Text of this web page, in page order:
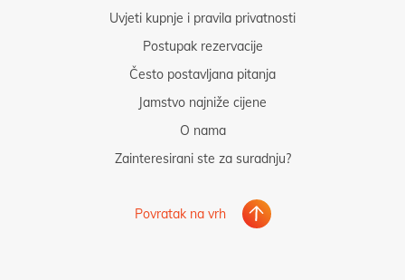
Uvjeti kupnje i pravila privatnosti
Postupak rezervacije
Često postavljana pitanja
Jamstvo najniže cijene
O nama
Zainteresirani ste za suradnju?
Povratak na vrh